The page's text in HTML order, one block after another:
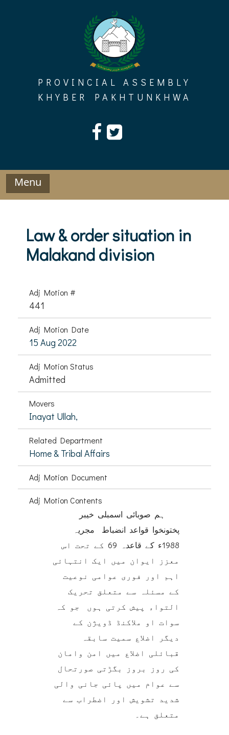
PROVINCIAL ASSEMBLY
KHYBER PAKHTUNKHWA
Menu
Law & order situation in
Malakand division
Adj Motion #
441
Adj Motion Date
15 Aug 2022
Adj Motion Status
Admitted
Movers
Inayat Ullah,
Related Department
Home & Tribal Affairs
Adj Motion Document
Adj Motion Contents
ہم صوبائی اسمبلی خیبر
پختونخوا قواعد انضباط مجریہ
1988ء کے قاعدہ 69 کے تحت اس
معزز ایوان میں ایک انتہائی
اہم اور فوری عوامی نوعیت
کے مسئلہ سے متعلق تحریک
التواء پیش کرتی ہوں جو کہ
سوات او ملاکنڈ ڈویژن کے
دیگر اضلاع سمیت سابقہ
قبائلی اضلاع میں امن وامان
کی روز بروز بگڑتی صورتحال
سے عوام میں پائی جانی والی
شدید تشویش اور اضطراب سے
متعلق ہے۔